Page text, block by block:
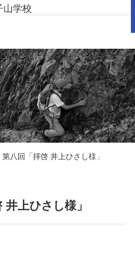
学校
八回「拝啓 井上ひさし様」
上ひさし様」